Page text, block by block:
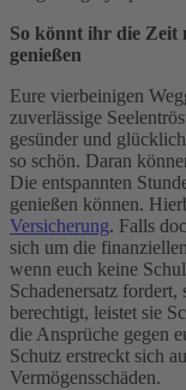
So könnt ihr die Zeit
genießen
Eure vierbeinigen
zuverlässige
gesünder und
so schön. Daran
Die entspannten
genießen können.
Versicherung. Falls
sich um die
wenn euch keine
Schadenersatz
berechtigt, leistet sie
die Ansprüche gegen
Schutz erstreckt sich
Vermögensschäden.